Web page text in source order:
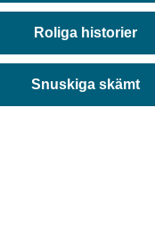
Roliga historier
Snuskiga skämt